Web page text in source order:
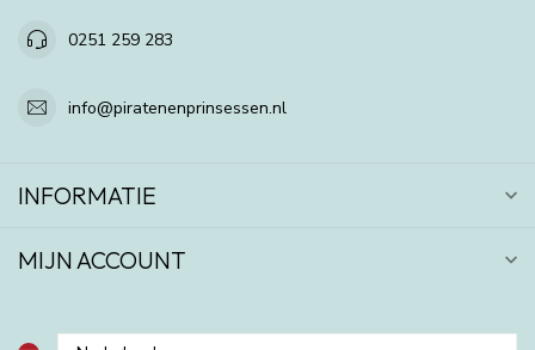
0251 259 283
info@piratenenprinsessen.nl
INFORMATIE
MIJN ACCOUNT